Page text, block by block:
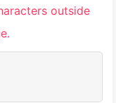
outside